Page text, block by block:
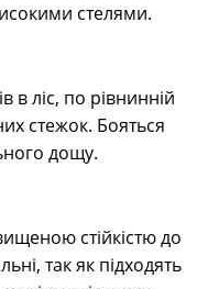
стелями.
в ліс, по рівнинній
стежок. Бояться
дощу.
стійкістю до
так як підходять